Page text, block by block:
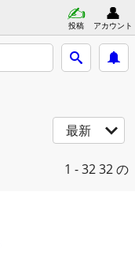
投稿 アカウント
最新
1 - 3232 の